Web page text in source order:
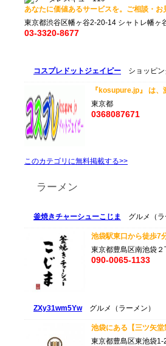
あなたに価値あるサービスを。ご相談・
東京都渋谷区幡ヶ谷2-20-14 シャトレ幡ヶ
03-3320-8677
コスプレドットジェイピー ショッピン
『kosupure.jp』 は
東京都
0368087671
このカテゴリに無料掲載する>>
ラーメン
釜焼きチャーシューこじま グルメ（ラ
池袋駅東口から徒歩7
東京都豊島区南池袋２
090-0065-1133
ZXy31wm5Ywグルメ（ラーメン）
池袋にある【三ツ矢
東京都豊島区東池袋